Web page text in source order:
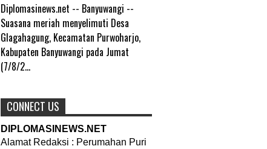
Diplomasinews.net -- Banyuwangi --
Suasana meriah menyelimuti Desa
Glagahagung, Kecamatan Purwoharjo,
Kabupaten Banyuwangi pada Jumat
(7/8/2...
CONNECT US
DIPLOMASINEWS.NET
Alamat Redaksi : Perumahan Puri